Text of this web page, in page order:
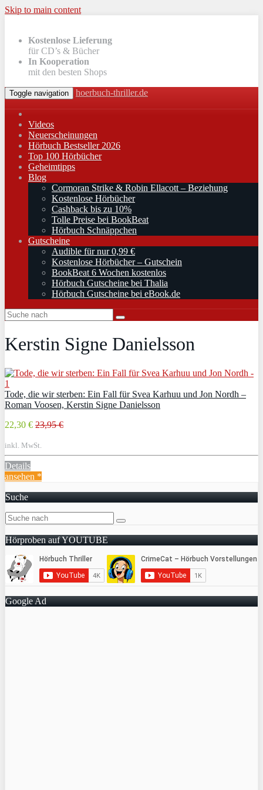
Skip to main content
Kostenlose Lieferung
für CD’s & Bücher
In Kooperation
mit den besten Shops
Toggle navigation hoerbuch-thriller.de
Videos
Neuerscheinungen
Hörbuch Bestseller 2026
Top 100 Hörbücher
Geheimtipps
Blog
Cormoran Strike & Robin Ellacott – Beziehung
Kostenlose Hörbücher
Cashback bis zu 10%
Tolle Preise bei BookBeat
Hörbuch Schnäppchen
Gutscheine
Audible für nur 0,99 €
Kostenlose Hörbücher – Gutschein
BookBeat 6 Wochen kostenlos
Hörbuch Gutscheine bei Thalia
Hörbuch Gutscheine bei eBook.de
Kerstin Signe Danielsson
Tode, die wir sterben: Ein Fall für Svea Karhuu und Jon Nordh –
Roman Voosen, Kerstin Signe Danielsson
22,30 € 23,95 €
inkl. MwSt.
Details
ansehen *
Suche
Hörproben auf YOUTUBE
Google Ad